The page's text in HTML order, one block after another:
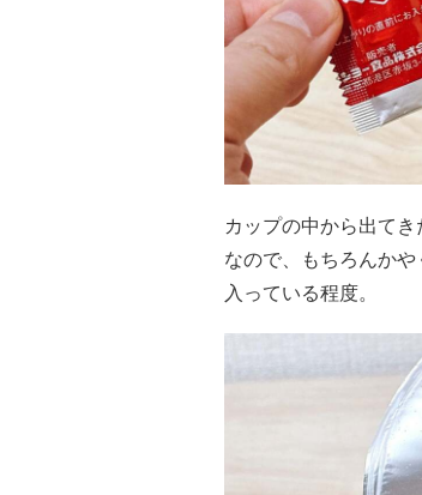
カップの中から出て
なので、もちろんか
入っている程度。